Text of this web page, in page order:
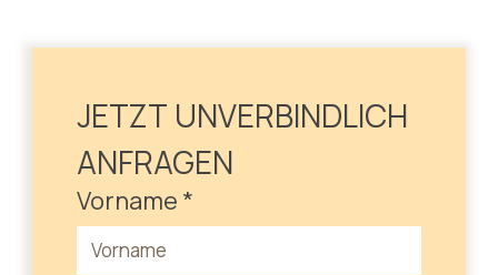
JETZT UNVERBINDLICH
ANFRAGEN
Vorname *